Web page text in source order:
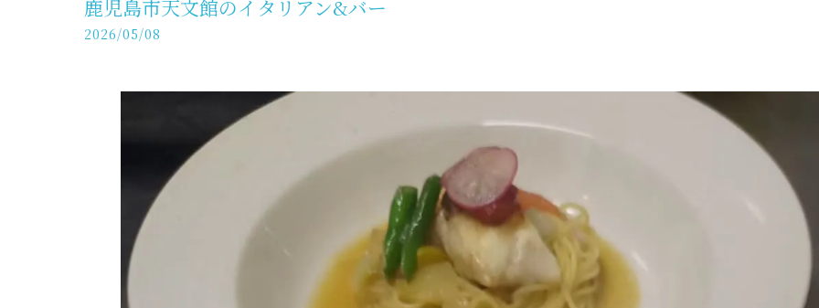
鹿児島市天文館のイタリアン&バー
2026/05/08